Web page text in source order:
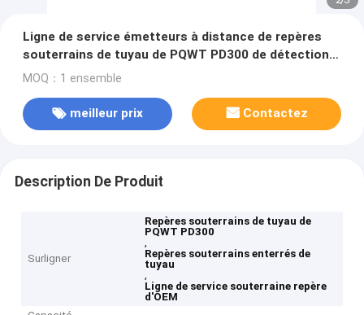
Ligne de service émetteurs à distance de repères
souterrains de tuyau de PQWT PD300 de détection
de fuite
MOQ：1 ensemble
meilleur prix Contactez
Description De Produit
Surligner
Repères souterrains de tuyau de
PQWT PD300
,
Repères souterrains enterrés de
tuyau
,
Ligne de service souterraine repère
d'OEM